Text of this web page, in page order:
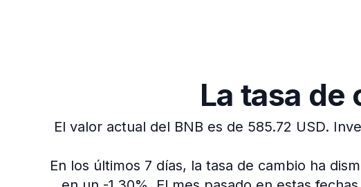
La tasa de
El valor actual del BNB es de 585.72 USD.
En los últimos 7 días, la tasa de cambio ha